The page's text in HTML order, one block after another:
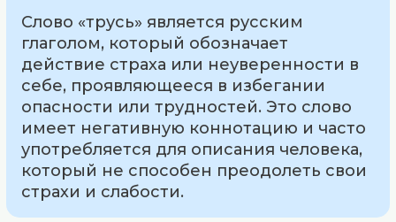
Слово «трусь» является русским
глаголом, который обозначает
действие страха или неуверенности в
себе, проявляющееся в избегании
опасности или трудностей. Это слово
имеет негативную коннотацию и часто
употребляется для описания человека,
который не способен преодолеть свои
страхи и слабости.